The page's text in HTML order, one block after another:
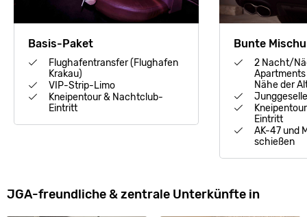
Basis-Paket
Flughafentransfer (Flughafen
Krakau)
VIP-Strip-Limo
Kneipentour & Nachtclub-
Eintritt
Bunte
2 Nacht/
Nähe der
Eintritt
AK-47 und
schießen
JGA-freundliche & zentrale Unterkünfte in